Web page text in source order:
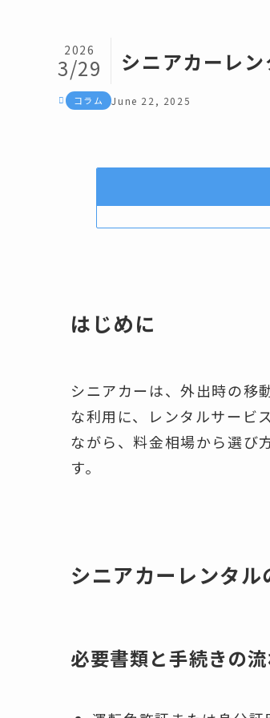
シニアカーレ
2026
3/29
コラム June 22, 2025
はじめに
シニアカーは、外出時の移
な利用に、レンタルサービ
ながら、料金相場から選び
す。
シニアカーレンタル
必要書類と手続きの